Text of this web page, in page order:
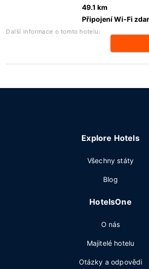
49.1 km
Připojení Wi-Fi
Další informace o tomto hotelu:
Explore Hotels
Všechny státy
Blog
HotelsOne
O nás
Majitelé hotelu
Otázky a odpovědi